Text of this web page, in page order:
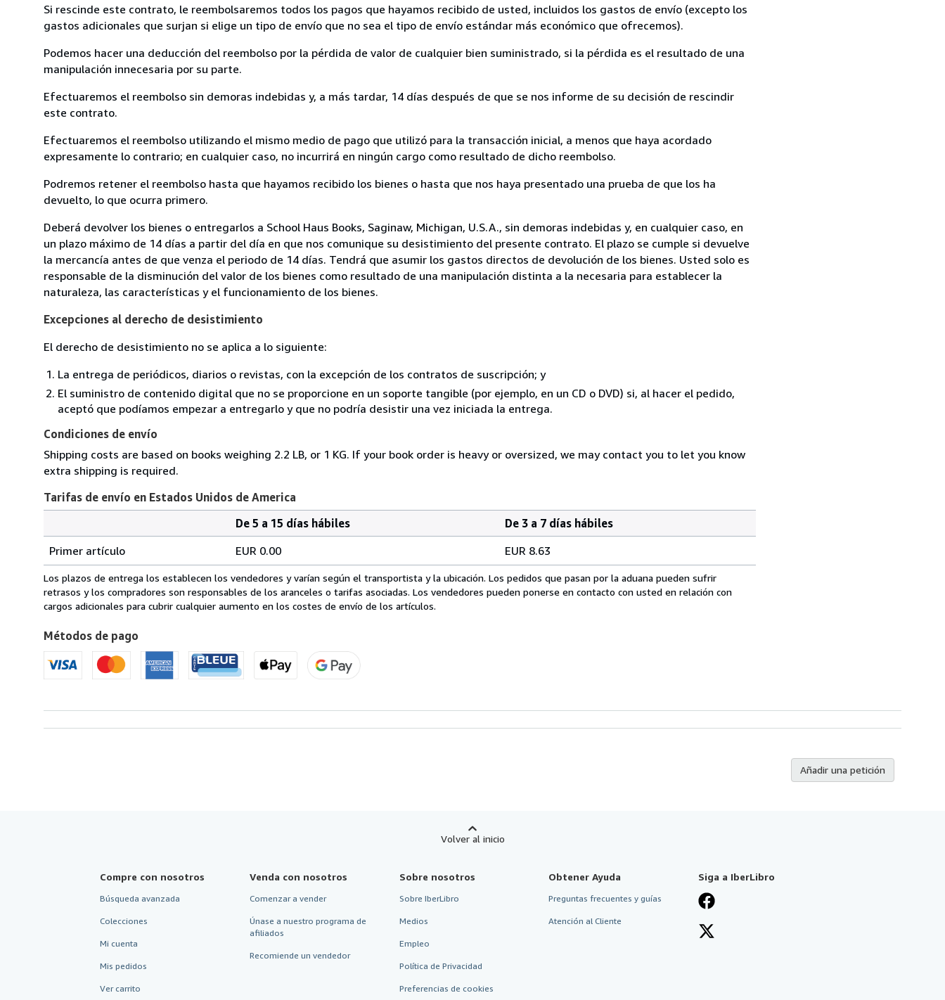
Si rescinde este contrato, le reembolsaremos todos los pagos que hayamos recibido de usted, incluidos los gastos de envío (excepto los
gastos adicionales que surjan si elige un tipo de envío que no sea el tipo de envío estándar más económico que ofrecemos).
Podemos hacer una deducción del reembolso por la pérdida de valor de cualquier bien suministrado, si la pérdida es el resultado de una
manipulación innecesaria por su parte.
Efectuaremos el reembolso sin demoras indebidas y, a más tardar, 14 días después de que se nos informe de su decisión de rescindir
este contrato.
Efectuaremos el reembolso utilizando el mismo medio de pago que utilizó para la transacción inicial, a menos que haya acordado
expresamente lo contrario; en cualquier caso, no incurrirá en ningún cargo como resultado de dicho reembolso.
Podremos retener el reembolso hasta que hayamos recibido los bienes o hasta que nos haya presentado una prueba de que los ha
devuelto, lo que ocurra primero.
Deberá devolver los bienes o entregarlos a School Haus Books, Saginaw, Michigan, U.S.A., sin demoras indebidas y, en cualquier caso, en
un plazo máximo de 14 días a partir del día en que nos comunique su desistimiento del presente contrato. El plazo se cumple si devuelve
la mercancía antes de que venza el periodo de 14 días. Tendrá que asumir los gastos directos de devolución de los bienes. Usted solo es
responsable de la disminución del valor de los bienes como resultado de una manipulación distinta a la necesaria para establecer la
naturaleza, las características y el funcionamiento de los bienes.
Excepciones al derecho de desistimiento
El derecho de desistimiento no se aplica a lo siguiente:
La entrega de periódicos, diarios o revistas, con la excepción de los contratos de suscripción; y
El suministro de contenido digital que no se proporcione en un soporte tangible (por ejemplo, en un CD o DVD) si, al hacer el pedido,
aceptó que podíamos empezar a entregarlo y que no podría desistir una vez iniciada la entrega.
Condiciones de envío
Shipping costs are based on books weighing 2.2 LB, or 1 KG. If your book order is heavy or oversized, we may contact you to let you know
extra shipping is required.
Tarifas de envío en Estados Unidos de America
de
envío
en
Estados
de
America
pedido
De 5 a 15 días hábiles
De 3 a 7 días hábiles
Primer artículo
EUR 0.00 EUR 8.63
Los plazos de entrega los establecen los vendedores y varían según el transportista y la ubicación. Los pedidos que pasan por la aduana pueden sufrir
retrasos y los compradores son responsables de los aranceles o tarifas asociadas. Los vendedores pueden ponerse en contacto con usted en relación con
cargos adicionales para cubrir cualquier aumento en los costes de envío de los artículos.
Métodos de pago
Añadir una petición
Volver al inicio
Compre con nosotros
Búsqueda avanzada
Colecciones
Mi cuenta
Mis pedidos
Ver carrito
Venda con nosotros
Comenzar a vender
Únase a nuestro programa de
afiliados
Recomiende un vendedor
Sobre nosotros
Sobre IberLibro
Medios
Empleo
Política de Privacidad
Preferencias de cookies
Obtener Ayuda
Preguntas frecuentes y guías
Atención al Cliente
Siga a IberLibro